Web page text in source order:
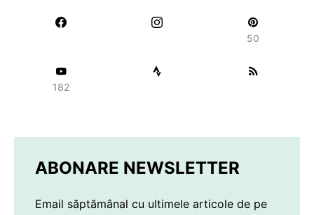
50
182
ABONARE NEWSLETTER
Email săptămânal cu ultimele articole de pe